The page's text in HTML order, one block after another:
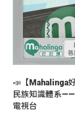
📣【Mahalinga
民族知識體系
電視台